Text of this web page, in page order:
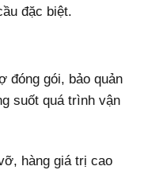
đặc biệt.
đóng gói, bảo quản
suốt quá trình vận
hàng giá trị cao